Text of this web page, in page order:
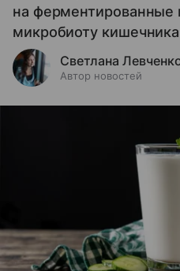
на ферментированные
микробиоту
Светлана
Автор новостей